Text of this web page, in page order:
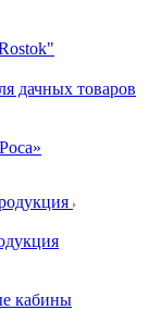
дачных товаров
кабины